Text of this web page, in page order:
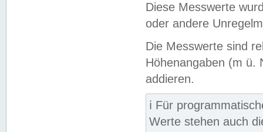
Diese Messwerte
oder andere
Die Messwerte sind
Höhenangaben (m ü.
addieren.
ℹ️ Für
Werte stehen auch